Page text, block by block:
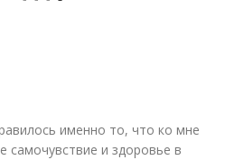
именно то, что ко мне
самочувствие и здоровье в